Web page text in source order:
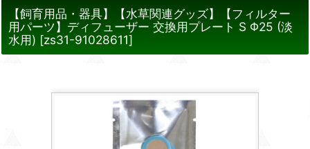
【飼育用品・器具】【水草関連グッズ】【フィルター
用パーツ】ディフューザー 交換用プレート S Φ25 (淡
水用) [zs31-91028611]